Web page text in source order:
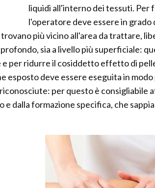
liquidi all'interno dei tessuti. Per
l'operatore deve essere in grado
più vicino all'area da trattare,
sia a livello più superficiale:
per ridurre il cosiddetto effetto di
esposto deve essere eseguita in
per questo è consigliabile
dalla formazione specifica, che